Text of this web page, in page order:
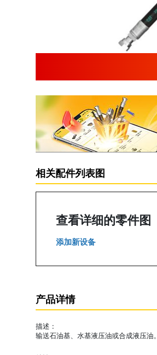
相关配件列表图
查看详细的零件图
添加新设备
产品详情
描述：
输送石油基、水基液压油或合成液压油。